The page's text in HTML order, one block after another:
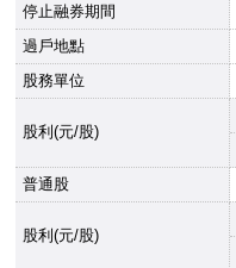
停止融券期間
過戶地點
股務單位
股利(元/股)
普通股
股利(元/股)